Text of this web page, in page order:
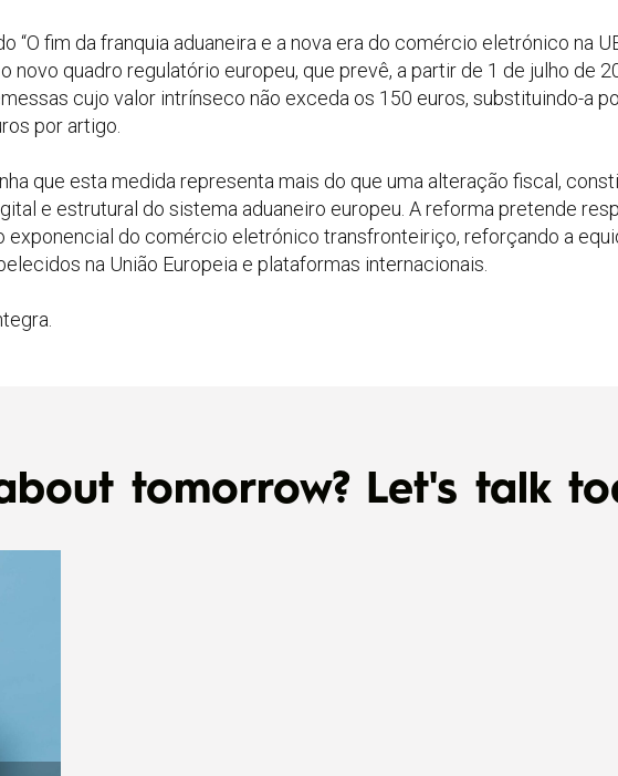
“O fim da franquia aduaneira e a nova era do comércio eletrónico na
novo quadro regulatório europeu, que prevê, a partir de 1 de julho de
cujo valor intrínseco não exceda os 150 euros, substituindo-a
por artigo.
que esta medida representa mais do que uma alteração fiscal,
e estrutural do sistema aduaneiro europeu. A reforma pretende
exponencial do comércio eletrónico transfronteiriço, reforçando a
na União Europeia e plataformas internacionais.
tomorrow? Let's talk